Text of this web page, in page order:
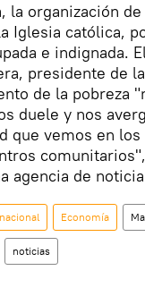
la organización
Iglesia católica,
e indignada.
presidente de
de la pobreza
duele y nos
que vemos en los
agencia de
Economía
noticias